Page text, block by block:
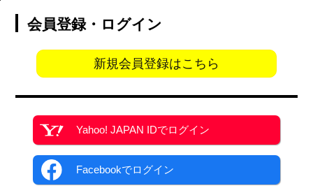
会員登録・ログイン
新規会員登録はこちら
Yahoo! JAPAN IDでログイン
Facebookでログイン